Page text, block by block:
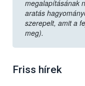
megalapításának
aratás
szerepelt, amit a
meg).
Friss hírek